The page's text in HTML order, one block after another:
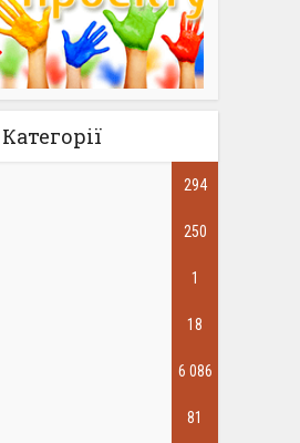
Категорії
294
250
1
18
6 086
81